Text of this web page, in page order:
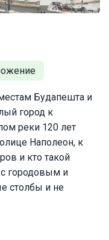
Будапешта и
город к
реки 120 лет
Наполеон, к
и кто такой
городовым и
столбы и не